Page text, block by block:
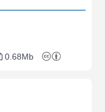
0.68Mb